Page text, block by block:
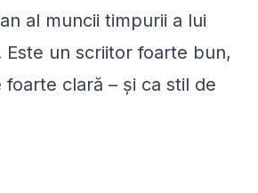
al muncii timpurii a lui
Este un scriitor foarte bun,
clară – şi ca stil de